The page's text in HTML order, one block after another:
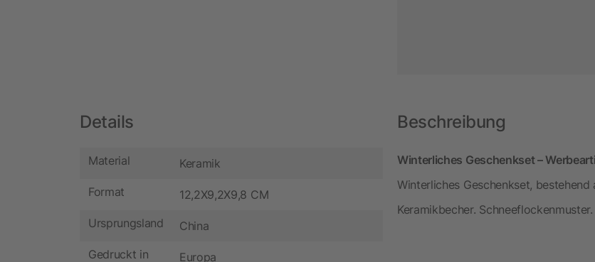
Details
Material Keramik
Format 12,2X9,2X9,8 CM
Ursprungsland China
Gedruckt in Europa
Beschreibung
Winterliches Geschenkset –
Winterliches Geschenkset,
Keramikbecher.